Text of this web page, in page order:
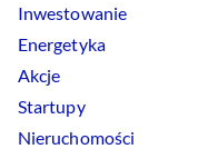
Inwestowanie
Energetyka
Akcje
Startupy
Nieruchomości